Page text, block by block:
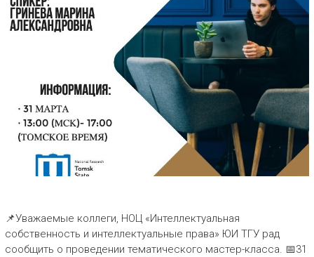
📌Уважаемые коллеги, НОЦ «Интеллектуальная
собственность и интеллектуальные права» ЮИ ТГУ рад
сообщить о проведении тематического мастер-класса. 📅31